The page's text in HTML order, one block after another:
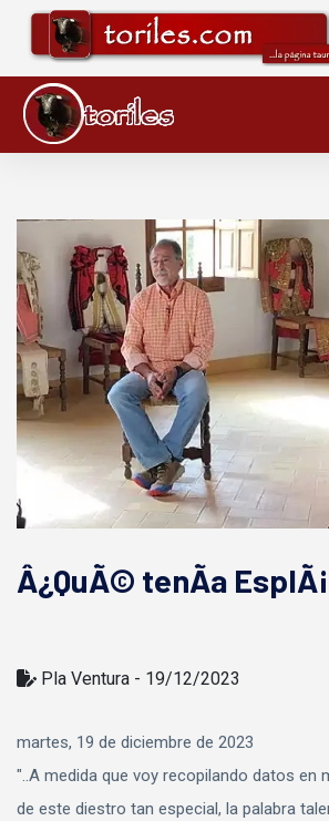
Â¿QuÃ© tenÃ­a
Pla Ventura - 19/12/2023
martes, 19 de diciembre de 2023
"..A medida que voy recopilando datos en
de este diestro tan especial, la palabra